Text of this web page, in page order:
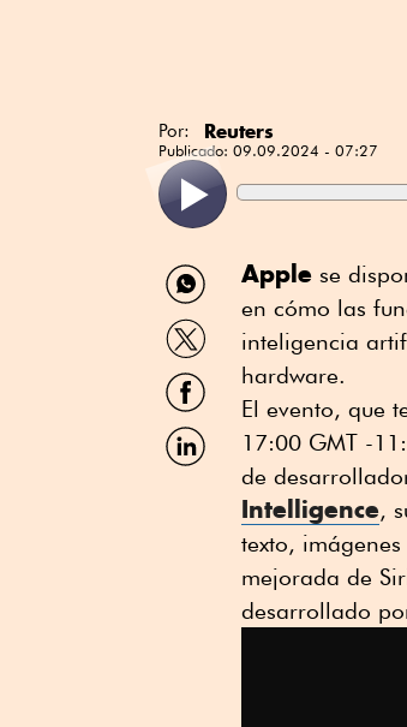
Por: Reuters
Publicado: 09.09.2024 - 07:27
Compartir
por
WhatsApp
Compartir
por
Twitter
Compartir
por
Facebook
Compartir
por
Apple se
en cómo las
inteligencia
hardware.
El evento, que
17:00 GMT -
de
Intelligence,
texto,
mejorada de
desarrollado